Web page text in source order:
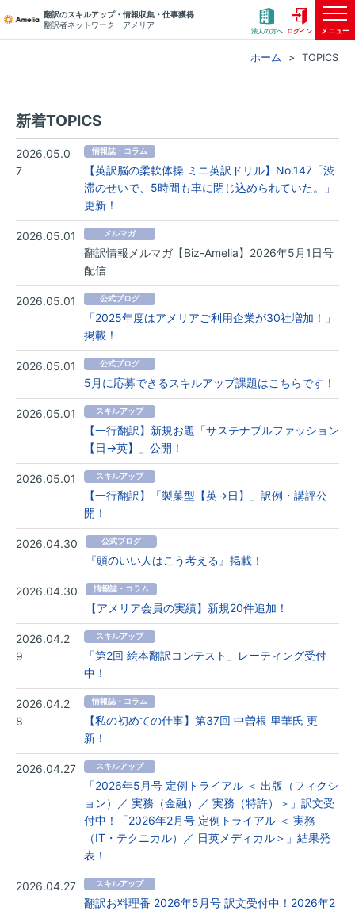
翻訳のスキルアップ・情報収集・仕事獲得
翻訳者ネットワーク アメリア
法人の方へ ログイン メニュー
ホーム TOPICS
新着TOPICS
2026.05.0
7
情報誌・コラム
【英訳脳の柔軟体操 ミニ英訳ドリル】No.147「渋
滞のせいで、5時間も車に閉じ込められていた。」
更新！
2026.05.01 メルマガ
翻訳情報メルマガ【Biz-Amelia】2026年5月1日号
配信
2026.05.01 公式ブログ
「2025年度はアメリアご利用企業が30社増加！」
掲載！
2026.05.01 公式ブログ
5月に応募できるスキルアップ課題はこちらです！
2026.05.01 スキルアップ
【一行翻訳】新規お題「サステナブルファッション
【日→英】」公開！
2026.05.01 スキルアップ
【一行翻訳】「製菓型【英→日】」訳例・講評公
開！
2026.04.30 公式ブログ
『頭のいい人はこう考える』掲載！
2026.04.30 情報誌・コラム
【アメリア会員の実績】新規20件追加！
2026.04.2
9
スキルアップ
「第2回 絵本翻訳コンテスト」レーティング受付
中！
2026.04.2
8
情報誌・コラム
【私の初めての仕事】第37回 中曽根 里華氏 更
新！
2026.04.27 スキルアップ
「2026年5月号 定例トライアル ＜ 出版（フィクシ
ョン）／ 実務（金融）／ 実務（特許）＞」訳文受
付中！「2026年2月号 定例トライアル ＜ 実務
（IT・テクニカル）／ 日英メディカル＞」結果発
表！
2026.04.27 スキルアップ
翻訳お料理番 2026年5月号 訳文受付中！2026年2